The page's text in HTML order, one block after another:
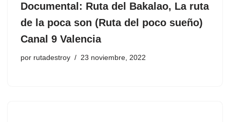
Documental: Ruta del Bakalao, La ruta
de la poca son (Ruta del poco sueño)
Canal 9 Valencia
por rutadestroy 23 noviembre, 2022